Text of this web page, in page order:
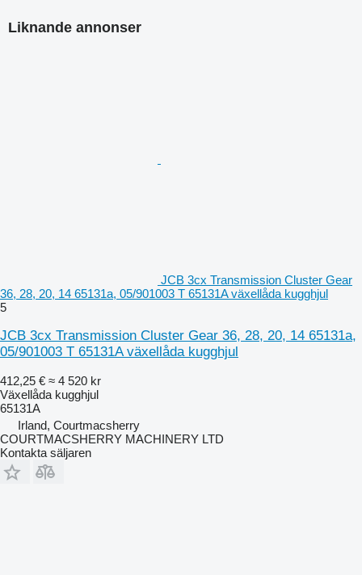
Liknande annonser
JCB 3cx Transmission Cluster Gear
36, 28, 20, 14 65131a, 05/901003 T 65131A växellåda kugghjul
5
JCB 3cx Transmission Cluster Gear 36, 28, 20, 14 65131a,
05/901003 T 65131A växellåda kugghjul
412,25 € ≈ 4 520 kr
Växellåda kugghjul
65131A
Irland, Courtmacsherry
COURTMACSHERRY MACHINERY LTD
Kontakta säljaren